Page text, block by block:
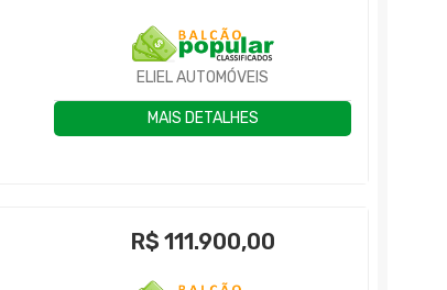
ELIEL AUTOMÓVEIS
MAIS DETALHES
R$ 111.900,00